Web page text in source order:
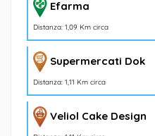
Efarma
Distanza: 1,09 Km circa
Supermercati Dok
Distanza: 1,11 Km circa
Veliol Cake Design